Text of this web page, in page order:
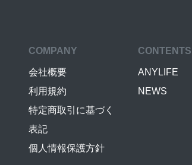
COMPANY
会社概要
利用規約
特定商取引に基づく
表記
個人情報保護方針
CONTENTS
ANYLIFE
NEWS